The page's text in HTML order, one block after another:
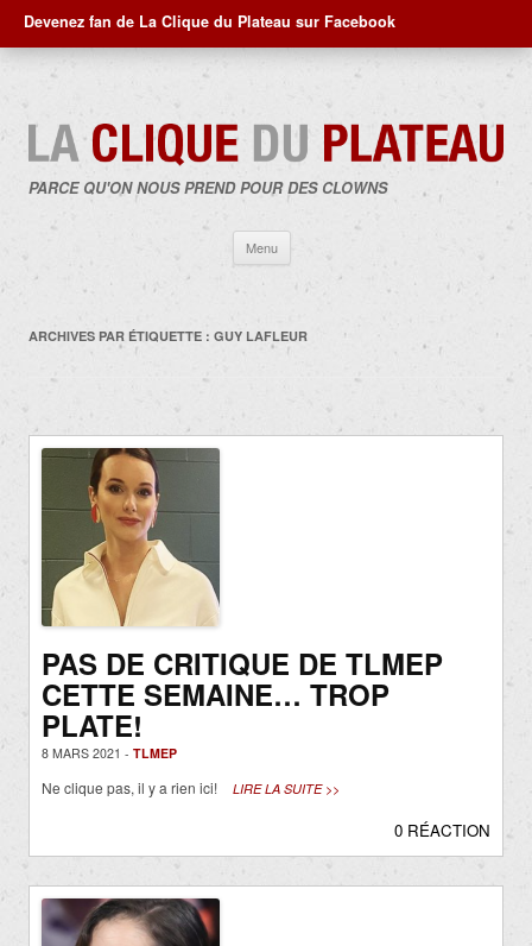
Devenez fan de La Clique du Plateau sur Facebook
PARCE QU'ON NOUS PREND POUR DES CLOWNS
Menu
contenu
ARCHIVES PAR ÉTIQUETTE : GUY LAFLEUR
PAS DE CRITIQUE DE TLMEP
CETTE SEMAINE… TROP
PLATE!
8 MARS 2021 - TLMEP
Ne clique pas, il y a rien ici! LIRE LA SUITE >>
0 RÉACTION